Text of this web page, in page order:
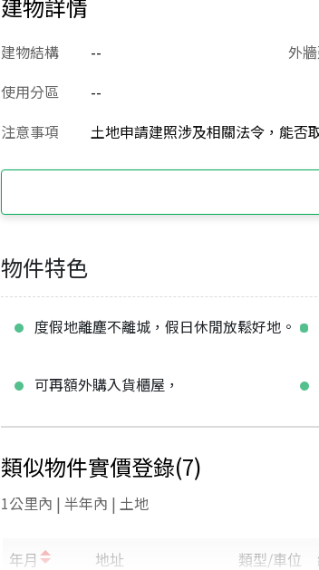
建物詳情
建物結構 -- 外
使用分區
--
注意事項
土地申請建照涉及相關法令，能否
物件特色
度假地離塵不離城，假日休閒放鬆好地。
可再額外購入貨櫃屋，
類似物件實價登錄(7)
1公里內 | 半年內 | 土地